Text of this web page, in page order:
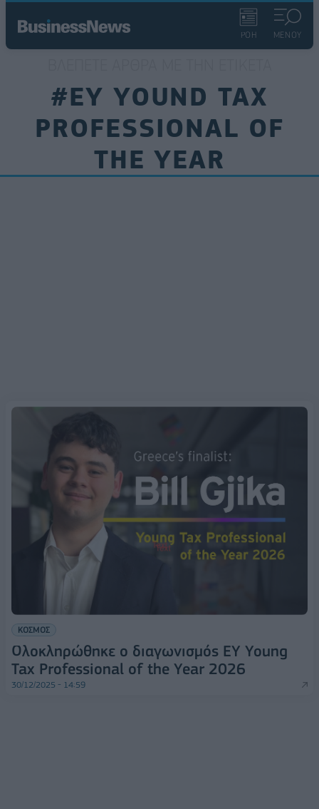
ΡΟΗ ΜΕΝΟΥ
#EY YOUND TAX
PROFESSIONAL OF
THE YEAR
ΚΟΣΜΟΣ
Ολοκληρώθηκε ο διαγωνισμός ΕΥ Young
Tax Professional of the Year 2026
30/12/2025 - 14:59